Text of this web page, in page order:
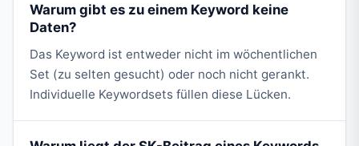
Warum gibt es zu einem Keyword keine
Daten?
Das Keyword ist entweder nicht im wöchentlichen
Set (zu selten gesucht) oder noch nicht gerankt.
Individuelle Keywordsets füllen diese Lücken.